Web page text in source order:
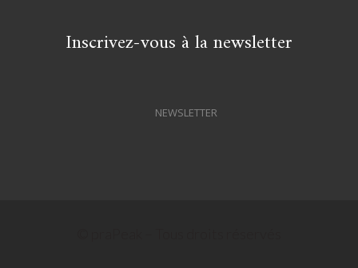
Inscrivez-vous à la newsletter
NEWSLETTER